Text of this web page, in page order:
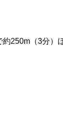
250m（3分）